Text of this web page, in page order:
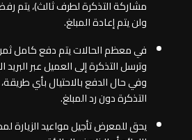
مشاركة التذكرة لطرف ثالث)، يتم
ولن يتم إعادة المبلغ.
في معظم الحالات يتم دفع كامل
وترسل التذكرة إلى العميل عبر البريد
وفي حال الدفع بالاحتيال بأي
التذكرة دون رد المبلغ.
يحق للمعرض تأجيل مواعيد